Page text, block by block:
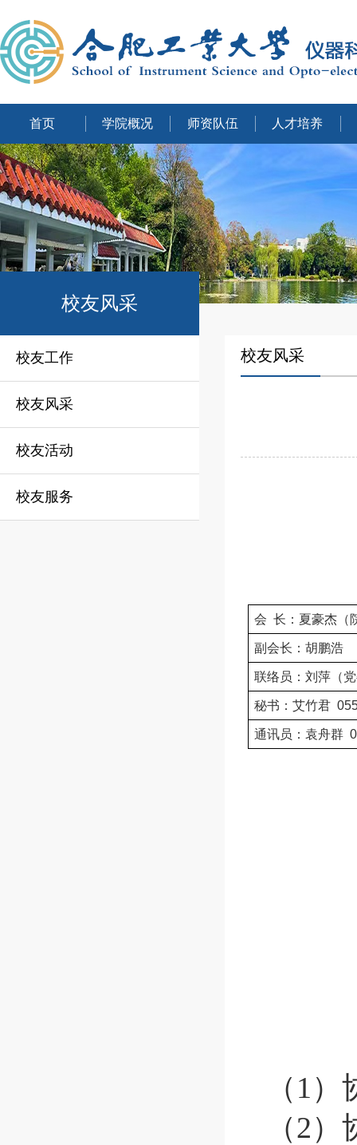
首页 学院概况 师资队伍 人才培养
校友风采
校友工作
校友风采
校友活动
校友服务
校友风采
会 长：夏豪杰（
副会长：胡鹏浩
联络员：刘萍（
秘书：艾竹君
通讯员：袁舟群
（ 1 ）
（2）